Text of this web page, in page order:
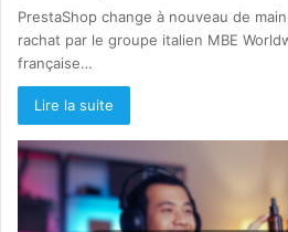
PrestaShop change à nouveau de
rachat par le groupe italien MBE
française…
Lire la suite